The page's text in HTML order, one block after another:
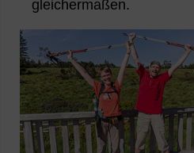
gleichermaßen.